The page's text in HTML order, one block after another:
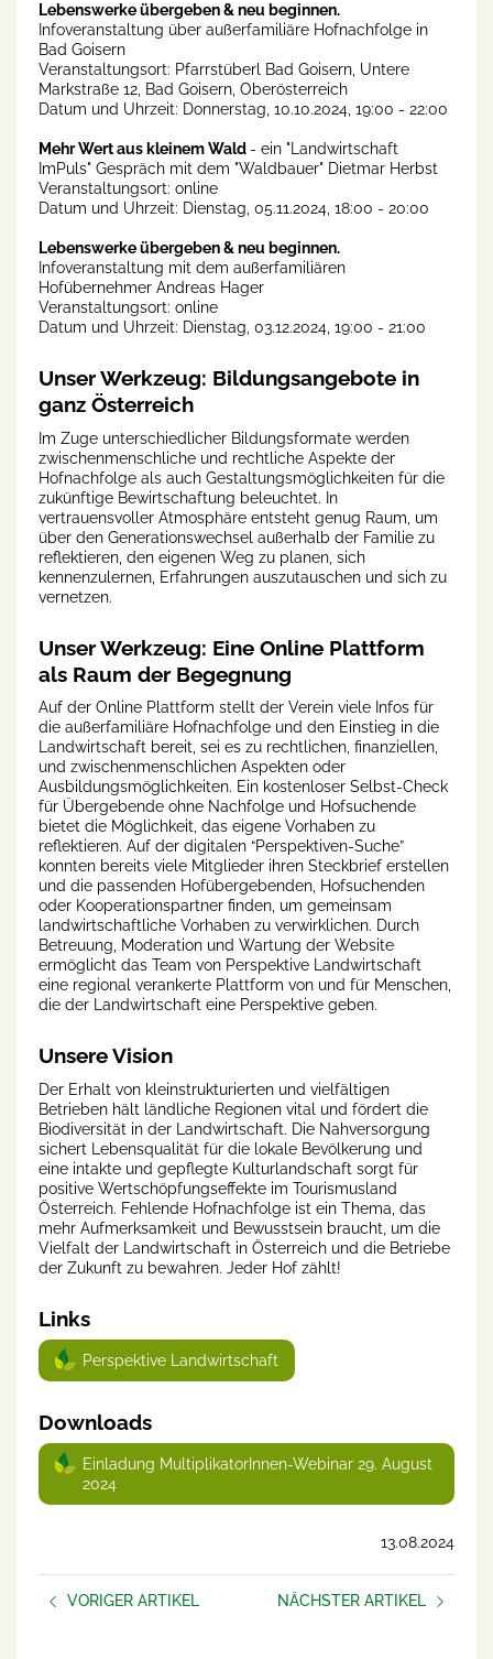
Lebenswerke übergeben & neu beginnen.
Infoveranstaltung über außerfamiliäre Hofnachfolge in
Bad Goisern
Veranstaltungsort: Pfarrstüberl Bad Goisern, Untere
Markstraße 12, Bad Goisern, Oberösterreich
Datum und Uhrzeit: Donnerstag, 10.10.2024, 19:00 - 22:00
Mehr Wert aus kleinem Wald - ein "Landwirtschaft
ImPuls" Gespräch mit dem "Waldbauer" Dietmar Herbst
Veranstaltungsort: online
Datum und Uhrzeit: Dienstag, 05.11.2024, 18:00 - 20:00
Lebenswerke übergeben & neu beginnen.
Infoveranstaltung mit dem außerfamiliären
Hofübernehmer Andreas Hager
Veranstaltungsort: online
Datum und Uhrzeit: Dienstag, 03.12.2024, 19:00 - 21:00
Unser Werkzeug: Bildungsangebote in
ganz Österreich
Im Zuge unterschiedlicher Bildungsformate werden
zwischenmenschliche und rechtliche Aspekte der
Hofnachfolge als auch Gestaltungsmöglichkeiten für die
zukünftige Bewirtschaftung beleuchtet. In
vertrauensvoller Atmosphäre entsteht genug Raum, um
über den Generationswechsel außerhalb der Familie zu
reflektieren, den eigenen Weg zu planen, sich
kennenzulernen, Erfahrungen auszutauschen und sich zu
vernetzen.
Unser Werkzeug: Eine Online Plattform
als Raum der Begegnung
Auf der Online Plattform stellt der Verein viele Infos für
die außerfamiliäre Hofnachfolge und den Einstieg in die
Landwirtschaft bereit, sei es zu rechtlichen, finanziellen,
und zwischenmenschlichen Aspekten oder
Ausbildungsmöglichkeiten. Ein kostenloser Selbst-Check
für Übergebende ohne Nachfolge und Hofsuchende
bietet die Möglichkeit, das eigene Vorhaben zu
reflektieren. Auf der digitalen “Perspektiven-Suche”
konnten bereits viele Mitglieder ihren Steckbrief erstellen
und die passenden Hofübergebenden, Hofsuchenden
oder Kooperationspartner finden, um gemeinsam
landwirtschaftliche Vorhaben zu verwirklichen. Durch
Betreuung, Moderation und Wartung der Website
ermöglicht das Team von Perspektive Landwirtschaft
eine regional verankerte Plattform von und für Menschen,
die der Landwirtschaft eine Perspektive geben.
Unsere Vision
Der Erhalt von kleinstrukturierten und vielfältigen
Betrieben hält ländliche Regionen vital und fördert die
Biodiversität in der Landwirtschaft. Die Nahversorgung
sichert Lebensqualität für die lokale Bevölkerung und
eine intakte und gepflegte Kulturlandschaft sorgt für
positive Wertschöpfungseffekte im Tourismusland
Österreich. Fehlende Hofnachfolge ist ein Thema, das
mehr Aufmerksamkeit und Bewusstsein braucht, um die
Vielfalt der Landwirtschaft in Österreich und die Betriebe
der Zukunft zu bewahren. Jeder Hof zählt!
Links
Perspektive Landwirtschaft
Downloads
Einladung MultiplikatorInnen-Webinar 29. August
2024
13.08.2024
VORIGER ARTIKEL
NÄCHSTER ARTIKEL